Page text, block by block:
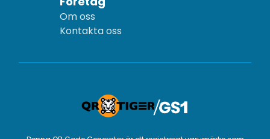
Om oss
Kontakta oss